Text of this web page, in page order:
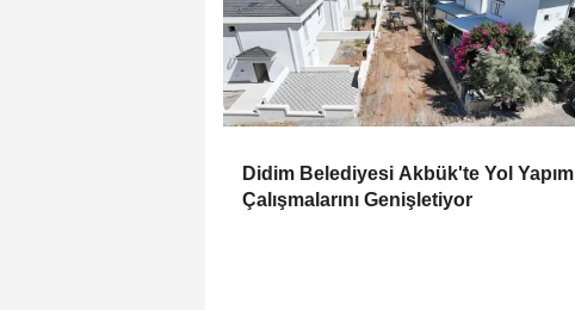
Didim Belediyesi Akbük'te Yol Yapım
Çalışmalarını Genişletiyor